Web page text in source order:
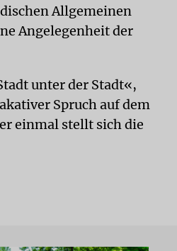
Allgemeinen
Angelegenheit der
unter der Stadt«,
Spruch auf dem
einmal stellt sich die